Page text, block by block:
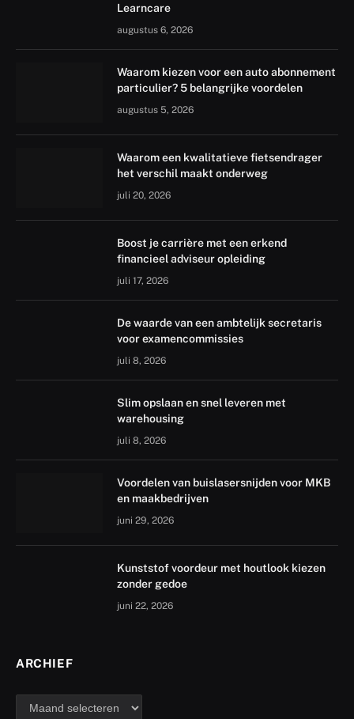
Learncare
augustus 6, 2026
Waarom kiezen voor een auto abonnement
particulier? 5 belangrijke voordelen
augustus 5, 2026
Waarom een kwalitatieve fietsendrager
het verschil maakt onderweg
juli 20, 2026
Boost je carrière met een erkend
financieel adviseur opleiding
juli 17, 2026
De waarde van een ambtelijk secretaris
voor examencommissies
juli 8, 2026
Slim opslaan en snel leveren met
warehousing
juli 8, 2026
Voordelen van buislasersnijden voor MKB
en maakbedrijven
juni 29, 2026
Kunststof voordeur met houtlook kiezen
zonder gedoe
juni 22, 2026
ARCHIEF
archief